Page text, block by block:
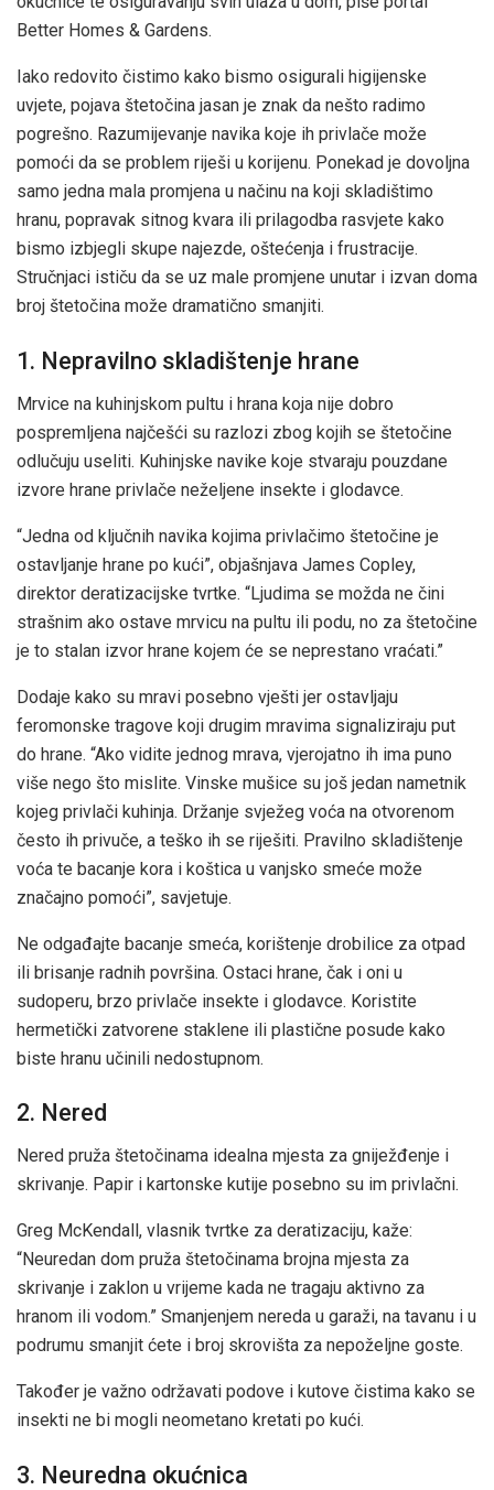
Better Homes & Gardens.
Iako redovito čistimo kako bismo osigurali higijenske
uvjete, pojava štetočina jasan je znak da nešto radimo
pogrešno. Razumijevanje navika koje ih privlače može
pomoći da se problem riješi u korijenu. Ponekad je dovoljna
samo jedna mala promjena u načinu na koji skladištimo
hranu, popravak sitnog kvara ili prilagodba rasvjete kako
bismo izbjegli skupe najezde, oštećenja i frustracije.
Stručnjaci ističu da se uz male promjene unutar i izvan doma
broj štetočina može dramatično smanjiti.
1. Nepravilno skladištenje hrane
Mrvice na kuhinjskom pultu i hrana koja nije dobro
pospremljena najčešći su razlozi zbog kojih se štetočine
odlučuju useliti. Kuhinjske navike koje stvaraju pouzdane
izvore hrane privlače neželjene insekte i glodavce.
“Jedna od ključnih navika kojima privlačimo štetočine je
ostavljanje hrane po kući”, objašnjava James Copley,
direktor deratizacijske tvrtke. “Ljudima se možda ne čini
strašnim ako ostave mrvicu na pultu ili podu, no za štetočine
je to stalan izvor hrane kojem će se neprestano vraćati.”
Dodaje kako su mravi posebno vješti jer ostavljaju
feromonske tragove koji drugim mravima signaliziraju put
do hrane. “Ako vidite jednog mrava, vjerojatno ih ima puno
više nego što mislite. Vinske mušice su još jedan nametnik
kojeg privlači kuhinja. Držanje svježeg voća na otvorenom
često ih privuče, a teško ih se riješiti. Pravilno skladištenje
voća te bacanje kora i koštica u vanjsko smeće može
značajno pomoći”, savjetuje.
Ne odgađajte bacanje smeća, korištenje drobilice za otpad
ili brisanje radnih površina. Ostaci hrane, čak i oni u
sudoperu, brzo privlače insekte i glodavce. Koristite
hermetički zatvorene staklene ili plastične posude kako
biste hranu učinili nedostupnom.
2. Nered
Nered pruža štetočinama idealna mjesta za gniježđenje i
skrivanje. Papir i kartonske kutije posebno su im privlačni.
Greg McKendall, vlasnik tvrtke za deratizaciju, kaže:
“Neuredan dom pruža štetočinama brojna mjesta za
skrivanje i zaklon u vrijeme kada ne tragaju aktivno za
hranom ili vodom.” Smanjenjem nereda u garaži, na tavanu i u
podrumu smanjit ćete i broj skrovišta za nepoželjne goste.
Također je važno održavati podove i kutove čistima kako se
insekti ne bi mogli neometano kretati po kući.
3. Neuredna okućnica